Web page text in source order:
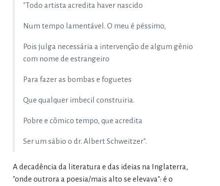
"Todo artista acredita haver nascido
Num tempo lamentável. O meu é péssimo,
Pois julga necessária a intervenção de algum gênio
com nome de estrangeiro
Para fazer as bombas e foguetes
Que qualquer imbecil construiria.
Pobre e cômico tempo, que acredita
Ser um sábio o dr. Albert Schweitzer".
A decadência da literatura e das ideias na Inglaterra,
"onde outrora a poesia/mais alto se elevava": é o